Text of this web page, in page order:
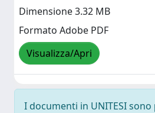
Dimensione 3.32 MB
Formato Adobe PDF
Visualizza/Apri
I documenti in UNITESI